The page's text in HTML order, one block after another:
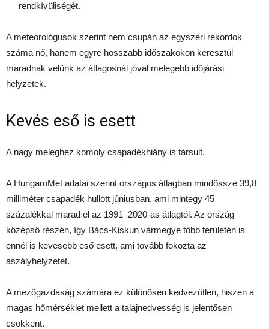
rendkívüliségét.
A meteorológusok szerint nem csupán az egyszeri rekordok
száma nő, hanem egyre hosszabb időszakokon keresztül
maradnak velünk az átlagosnál jóval melegebb időjárási
helyzetek.
Kevés eső is esett
A nagy meleghez komoly csapadékhiány is társult.
A HungaroMet adatai szerint országos átlagban mindössze 39,8
milliméter csapadék hullott júniusban, ami mintegy 45
százalékkal marad el az 1991–2020-as átlagtól. Az ország
középső részén, így Bács-Kiskun vármegye több területén is
ennél is kevesebb eső esett, ami tovább fokozta az
aszályhelyzetet.
A mezőgazdaság számára ez különösen kedvezőtlen, hiszen a
magas hőmérséklet mellett a talajnedvesség is jelentősen
csökkent.